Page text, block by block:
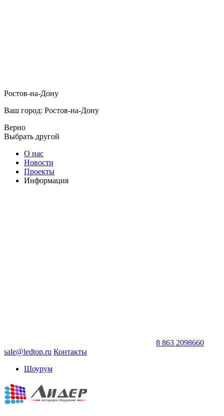
Ростов-на-Дону
Ваш город: Ростов-на-Дону
Верно
Выбрать другой
О нас
Новости
Проекты
Информация
8 863 2098660
sale@ledtop.ru Контакты
Шоурум